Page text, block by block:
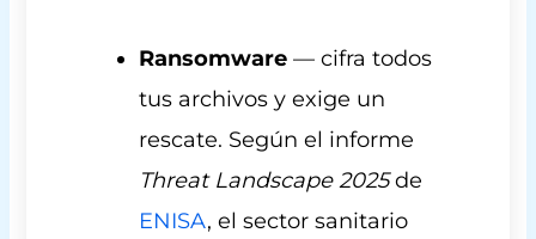
Ransomware — cifra todos
tus archivos y exige un
rescate. Según el informe
Threat Landscape 2025de
ENISA, el sector sanitario